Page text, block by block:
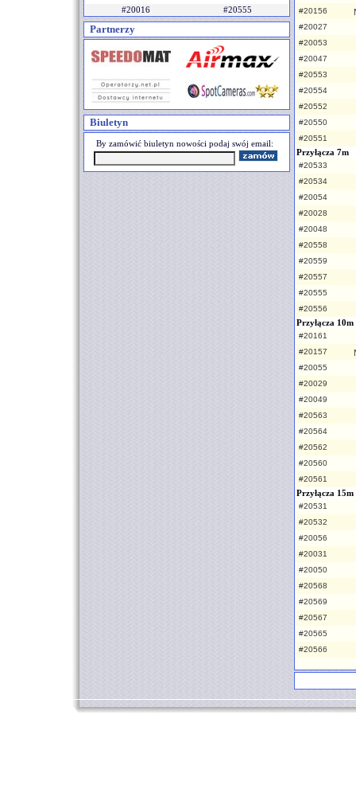
#20016 #20555
Partnerzy
Biuletyn
By zamówić biuletyn nowości podaj swój email:
#20156
#20027
#20053
#20047
#20553
#20554
#20552
#20550
#20551
Przyłącza 7m
#20533
#20534
#20054
#20028
#20048
#20558
#20559
#20557
#20555
#20556
Przyłącza 10m
#20161
#20157
#20055
#20029
#20049
#20563
#20564
#20562
#20560
#20561
Przyłącza 15m
#20531
#20532
#20056
#20031
#20050
#20568
#20569
#20567
#20565
#20566